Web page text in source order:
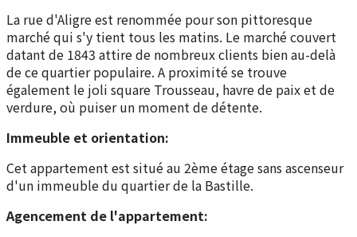
La rue d'Aligre est renommée pour son pittoresque
marché qui s'y tient tous les matins. Le marché couvert
datant de 1843 attire de nombreux clients bien au-delà
de ce quartier populaire. A proximité se trouve
également le joli square Trousseau, havre de paix et de
verdure, où puiser un moment de détente.
Immeuble et orientation:
Cet appartement est situé au 2ème étage sans ascenseur
d'un immeuble du quartier de la Bastille.
Agencement de l'appartement: